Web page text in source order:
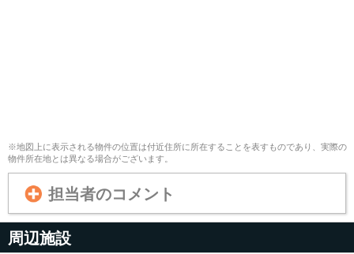
※地図上に表示される物件の位置は付近住所に所在することを表すものであり、実際の
物件所在地とは異なる場合がございます。
担当者のコメント
周辺施設